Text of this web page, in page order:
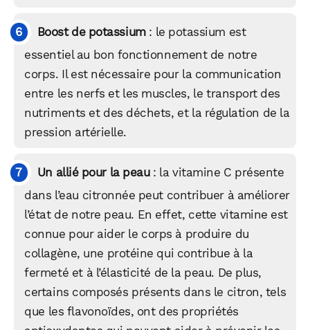
Boost de potassium: le potassium est
essentiel au bon fonctionnement de notre
corps. Il est nécessaire pour la communication
entre les nerfs et les muscles, le transport des
nutriments et des déchets, et la régulation de la
pression artérielle.
Un allié pour la peau: la vitamine C présente
dans l’eau citronnée peut contribuer à améliorer
l’état de notre peau. En effet, cette vitamine est
connue pour aider le corps à produire du
collagène, une protéine qui contribue à la
fermeté et à l’élasticité de la peau. De plus,
certains composés présents dans le citron, tels
que les flavonoïdes, ont des propriétés